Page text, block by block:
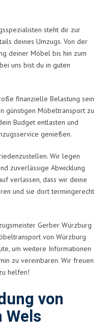
steht dir zur
deines Umzugs. Von der
deiner Möbel bis hin zum
uns bist du in guten
finanzielle Belastung sein
günstigen Möbeltransport zu
Budget entlasten und
genießen.
Wir legen
zuverlässige Abwicklung
verlassen, dass wir deine
und sie dort termingerecht
Gerber Würzburg
von Würzburg
um weitere Informationen
zu vereinbaren. Wir freuen
helfen!
von
Wels